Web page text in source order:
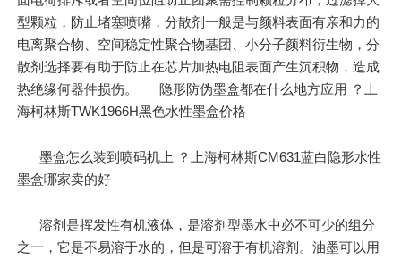
型颗粒，防止堵塞喷嘴，分散剂一般是与颜料表面有亲和力的
电离聚合物、空间稳定性聚合物基团、小分子颜料衍生物，分
散剂选择要有助于防止在芯片加热电阻表面产生沉积物，造成
热绝缘何器件损伤。 隐形防伪墨盒都在什么地方应用 ？上
海柯林斯TWK1966H黑色水性墨盒价格
墨盒怎么装到喷码机上 ？上海柯林斯CM631蓝白隐形水性
墨盒哪家卖的好
溶剂是挥发性有机液体，是溶剂型墨水中必不可少的组分
之一，它是不易溶于水的，但是可溶于有机溶剂。油墨可以用